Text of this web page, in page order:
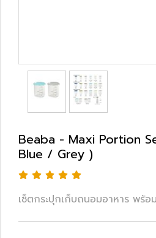
Beaba - Maxi Portion
Blue / Grey )
เซ็ตกระปุกเก็บถนอมอาหาร พ